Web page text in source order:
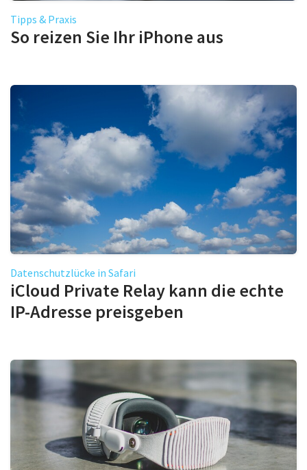
Tipps & Praxis
So reizen Sie Ihr iPhone aus
Datenschutzlücke in Safari
iCloud Private Relay kann die echte
IP-Adresse preisgeben